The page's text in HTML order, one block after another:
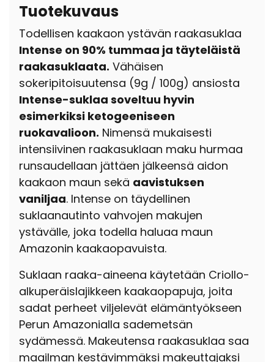
Tuotekuvaus
Todellisen kaakaon ystävän raakasuklaa
Intense on 90% tummaa ja täyteläistä
raakasuklaata. Vähäisen
sokeripitoisuutensa (9g / 100g) ansiosta
Intense-suklaa soveltuu hyvin
esimerkiksi ketogeeniseen
ruokavalioon. Nimensä mukaisesti
intensiivinen raakasuklaan maku hurmaa
runsaudellaan jättäen jälkeensä aidon
kaakaon maun sekä aavistuksen
vaniljaa. Intense on täydellinen
suklaanautinto vahvojen makujen
ystävälle, joka todella haluaa maun
Amazonin kaakaopavuista.
Suklaan raaka-aineena käytetään Criollo-
alkuperäislajikkeen kaakaopapuja, joita
sadat perheet viljelevät elämäntyökseen
Perun Amazonialla sademetsän
sydämessä. Makeutensa raakasuklaa saa
maailman kestävimmäksi makeuttajaksi